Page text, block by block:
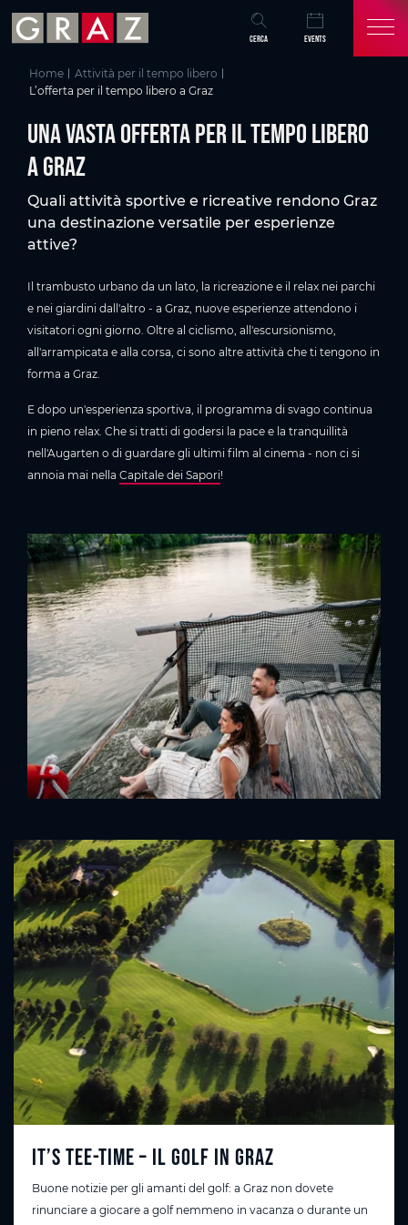
Vai al contenuto principale
Vai all'indice
Vai alla navigazione principale
CERCA EVENTS
Home
Attività per il tempo libero
L’offerta per il tempo libero a Graz
Una vasta offerta per il tempo libero
a Graz
Quali attività sportive e ricreative rendono Graz
una destinazione versatile per esperienze
attive?
Il trambusto urbano da un lato, la ricreazione e il relax nei parchi
e nei giardini dall'altro - a Graz, nuove esperienze attendono i
visitatori ogni giorno. Oltre al ciclismo, all'escursionismo,
all'arrampicata e alla corsa, ci sono altre attività che ti tengono in
forma a Graz.
E dopo un'esperienza sportiva, il programma di svago continua
in pieno relax. Che si tratti di godersi la pace e la tranquillità
nell'Augarten o di guardare gli ultimi film al cinema - non ci si
annoia mai nella Capitale dei Sapori!
It’s Tee-Time – Il golf in Graz
Buone notizie per gli amanti del golf: a Graz non dovete
rinunciare a giocare a golf nemmeno in vacanza o durante un